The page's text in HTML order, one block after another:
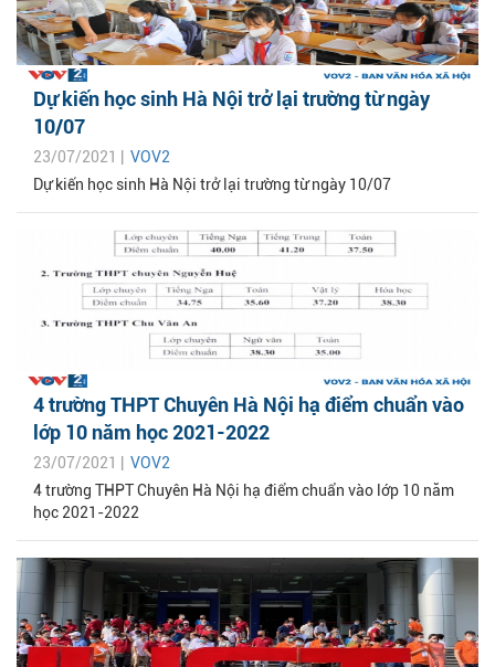
Dự kiến học sinh Hà Nội trở lại trường từ ngày
10/07
23/07/2021 | VOV2
Dự kiến học sinh Hà Nội trở lại trường từ ngày 10/07
4 trường THPT Chuyên Hà Nội hạ điểm chuẩn vào
lớp 10 năm học 2021-2022
23/07/2021 | VOV2
4 trường THPT Chuyên Hà Nội hạ điểm chuẩn vào lớp 10 năm
học 2021-2022